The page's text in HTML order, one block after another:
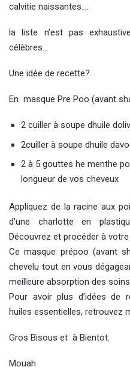
calvitie naissantes….
la liste n’est pas
célèbres…
Une idée de recette?
En masque Pre Poo (avant
2 cuiller à soupe dhuile
2cuiller à soupe dhuile
2 à 5 gouttes he menthe
longueur de vos cheveux
Appliquez de la racine aux
d’une charlotte en
Découvrez et procéder à
Ce masque prépoo (avant
chevelu tout en vous
meilleure absorption des
Pour avoir plus d’idées de
huiles essentielles, retrouvez
Gros Bisous et à Bientot.
Mouah